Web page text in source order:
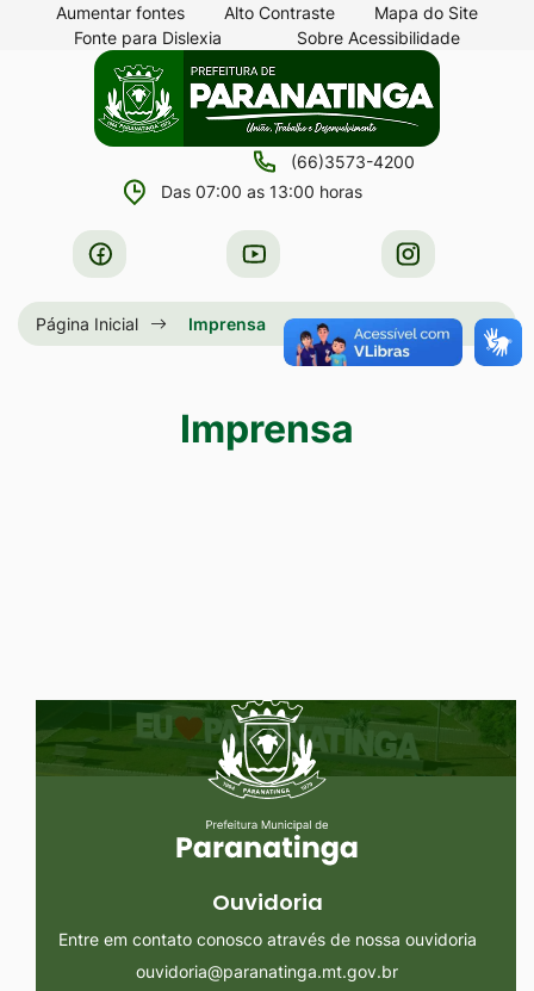
Seção
atalhos
acessibilidade
para
conteúdo
para
menu
[alt+2]
[alt+4]
Aumentar fontes Alto Contraste
Mapa do Site
Fonte para Dislexia
Sobre Acessibilidade
Seção
menu
principal
principal
(66)3573-4200
Das 07:00 as 13:00 horas
Acessar
a
Rede
Acessar
a
Rede
Social
Acessar
a
Rede
Social
Página Inicial Imprensa
Imprensa
Seção do Rodapé e Ouvidoria/
Ouvidoria
Entre em contato conosco através de nossa ouvidoria
ouvidoria@paranatinga.mt.gov.br